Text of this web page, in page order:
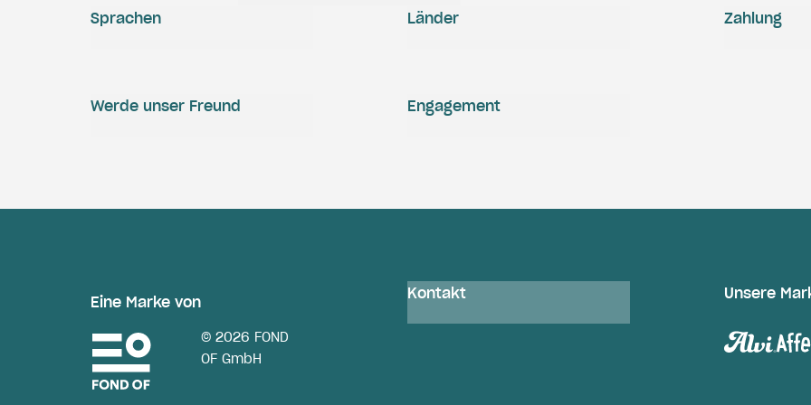
Zahlung
Engagement
Werde unser Freund
Sprachen Länder
Eine Marke von
© 2026 FOND
OF GmbH
Kontakt Unsere